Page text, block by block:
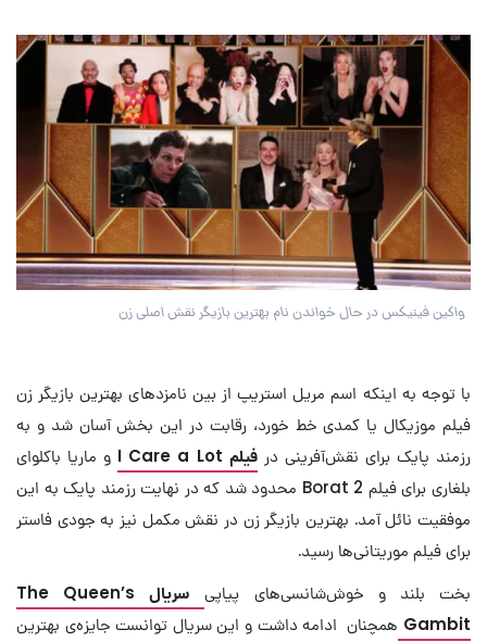
واکین فینیکس در حال خواندن نام بهترین بازیگر نقش اصلی زن
با توجه به اینکه اسم مریل استریپ از بین نامزد‌های بهترین بازیگر زن
فیلم موزیکال یا کمدی خط خورد، رقابت در این بخش آسان شد و به
رزمند پایک برای نقش‌آفرینی درفیلم I Care a Lot
و ماریا باکلوای
بلغاری برای فیلم Borat 2 محدود شد که در نهایت رزمند پایک به این
موفقیت نائل آمد. بهترین بازیگر زن در نقش مکمل نیز به جودی فاستر
برای فیلم موریتانی‌ها رسید.
بخت بلند و خوش‌شانسی‌های پیاپی
سریال The Queen’s
Gambit همچنان ادامه داشت و این سریال توانست جایزه‌ی بهترین